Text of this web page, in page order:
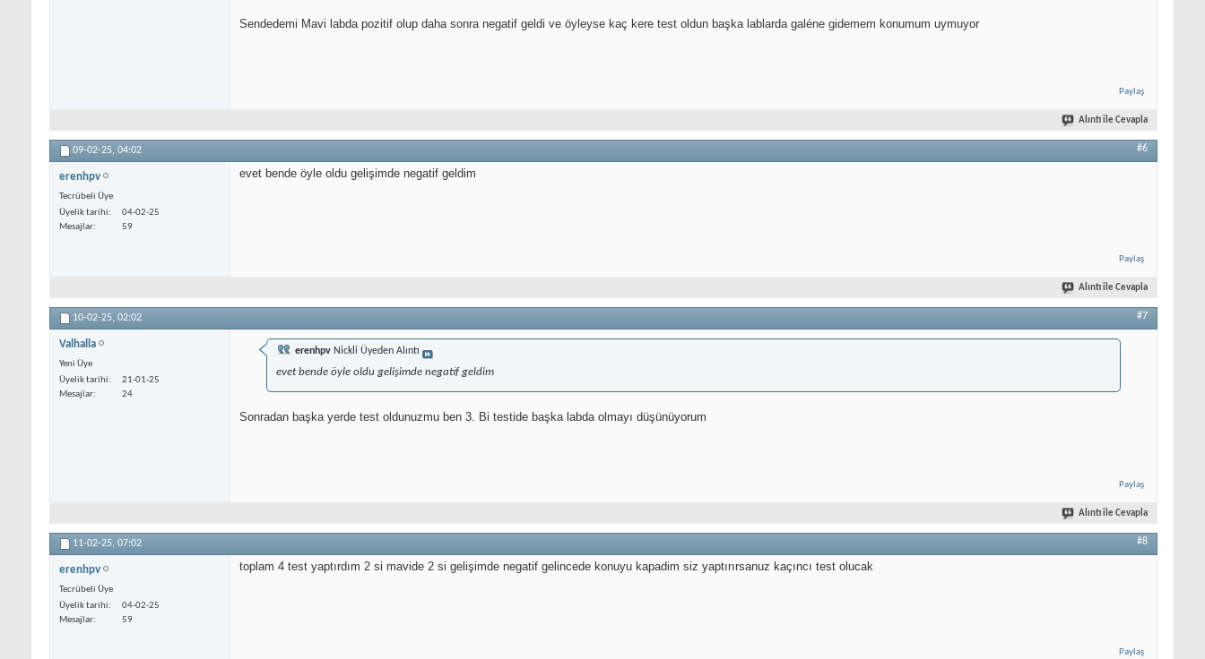
Sendedemi Mavi labda pozitif olup daha sonra negatif geldi ve öyleyse kaç kere test oldun başka lablarda galéne gidemem konumum uymuyor
Paylaş
Alıntı ile Cevapla
09-02-25, 04:02 #6
erenhpv
Tecrübeli Üye
Üyelik tarihi
04-02-25
Mesajlar
59
evet bende öyle oldu gelişimde negatif geldim
Paylaş
Alıntı ile Cevapla
10-02-25, 02:02 #7
Valhalla
Yeni Üye
Üyelik tarihi
21-01-25
Mesajlar
24
erenhpv Nickli Üyeden Alıntı
evet bende öyle oldu gelişimde negatif geldim
Sonradan başka yerde test oldunuzmu ben 3. Bi testide başka labda olmayı düşünüyorum
Paylaş
Alıntı ile Cevapla
11-02-25, 07:02 #8
erenhpv
Tecrübeli Üye
Üyelik tarihi
04-02-25
Mesajlar
59
toplam 4 test yaptırdım 2 si mavide 2 si gelişimde negatif gelincede konuyu kapadim siz yaptırırsanuz kaçıncı test olucak
Paylaş